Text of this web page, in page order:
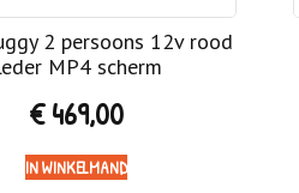
2 persoons 12v rood
MP4 scherm
€469,00
IN WINKELMAND